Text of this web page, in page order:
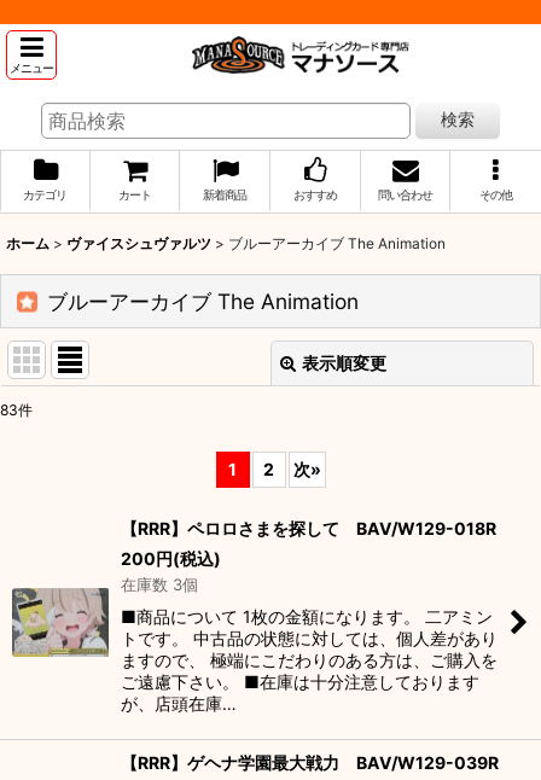
メニュー
検索
カテゴリ カート 新着商品 おすすめ 問い合わせ その他
ホーム > ヴァイスシュヴァルツ > ブルーアーカイブ The Animation
ブルーアーカイブ The Animation
表示順変更
83件
1 2 次»
【RRR】ペロロさまを探して BAV/W129-018R
200円(税込)
在庫数 3個
■商品について 1枚の金額になります。 二アミン
トです。 中古品の状態に対しては、個人差があり
ますので、 極端にこだわりのある方は、ご購入を
ご遠慮下さい。 ■在庫は十分注意しております
が、店頭在庫…
【RRR】ゲヘナ学園最大戦力 BAV/W129-039R